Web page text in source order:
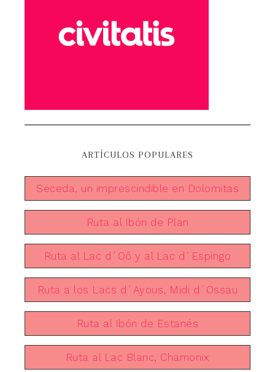
ARTÍCULOS POPULARES
Seceda, un imprescindible en Dolomitas
Ruta al Ibón de Plan
Ruta al Lac d´Oô y al Lac d´Espingo
Ruta a los Lacs d´Ayous, Midi d´Ossau
Ruta al Ibón de Estanés
Ruta al Lac Blanc, Chamonix